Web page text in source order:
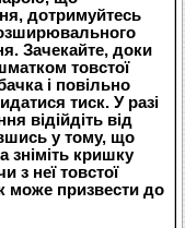
дотримуйтесь
Зачекайте, доки
товстої
і повільно
тиск. У разі
відійдіть від
у тому, що
зніміть кришку
з неї товстої
може призвести до